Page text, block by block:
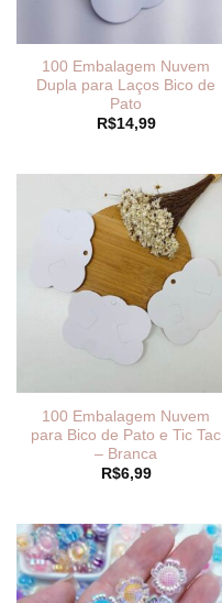
100 Embalagem Nuvem
Dupla para Laços Bico de
Pato
R$14,99
100 Embalagem Nuvem
para Bico de Pato e Tic Tac
– Branca
R$6,99